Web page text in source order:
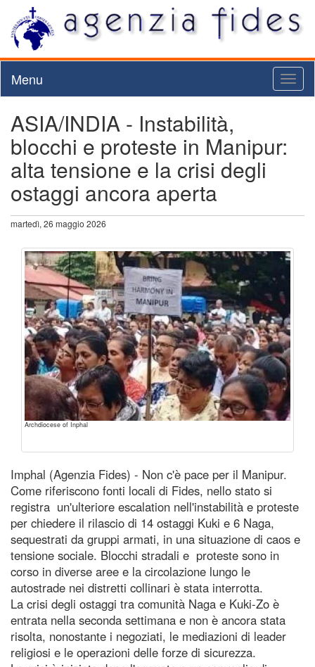
Menu
ASIA/INDIA - Instabilità,
blocchi e proteste in Manipur:
alta tensione e la crisi degli
ostaggi ancora aperta
martedì, 26 maggio 2026
Archdiocese of Inphal
Imphal (Agenzia Fides) - Non c'è pace per il Manipur.
Come riferiscono fonti locali di Fides, nello stato si
registra un'ulteriore escalation nell'instabilità e proteste
per chiedere il rilascio di 14 ostaggi Kuki e 6 Naga,
sequestrati da gruppi armati, in una situazione di caos e
tensione sociale. Blocchi stradali e proteste sono in
corso in diverse aree e la circolazione lungo le
autostrade nei distretti collinari è stata interrotta.
La crisi degli ostaggi tra comunità Naga e Kuki-Zo è
entrata nella seconda settimana e non è ancora stata
risolta, nonostante i negoziati, le mediazioni di leader
religiosi e le operazioni delle forze di sicurezza.